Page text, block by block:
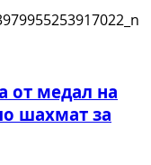
от медал на
шахмат за